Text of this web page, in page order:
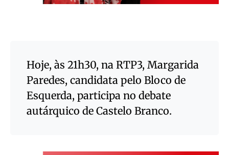
Hoje, às 21h30, na RTP3, Margarida
Paredes, candidata pelo Bloco de
Esquerda, participa no debate
autárquico de Castelo Branco.